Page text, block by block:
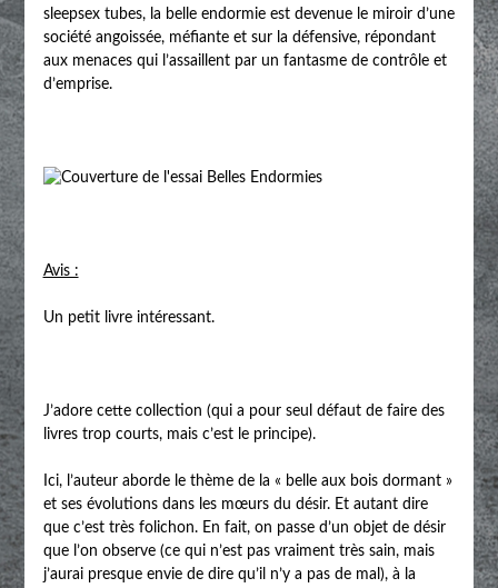
sleepsex tubes, la belle endormie est devenue le miroir d’une
société angoissée, méfiante et sur la défensive, répondant
aux menaces qui l’assaillent par un fantasme de contrôle et
d’emprise.
Avis :
Un petit livre intéressant.
J’adore cette collection (qui a pour seul défaut de faire des
livres trop courts, mais c’est le principe).
Ici, l’auteur aborde le thème de la « belle aux bois dormant »
et ses évolutions dans les mœurs du désir. Et autant dire
que c’est très folichon. En fait, on passe d’un objet de désir
que l’on observe (ce qui n’est pas vraiment très sain, mais
j’aurai presque envie de dire qu’il n’y a pas de mal), à la